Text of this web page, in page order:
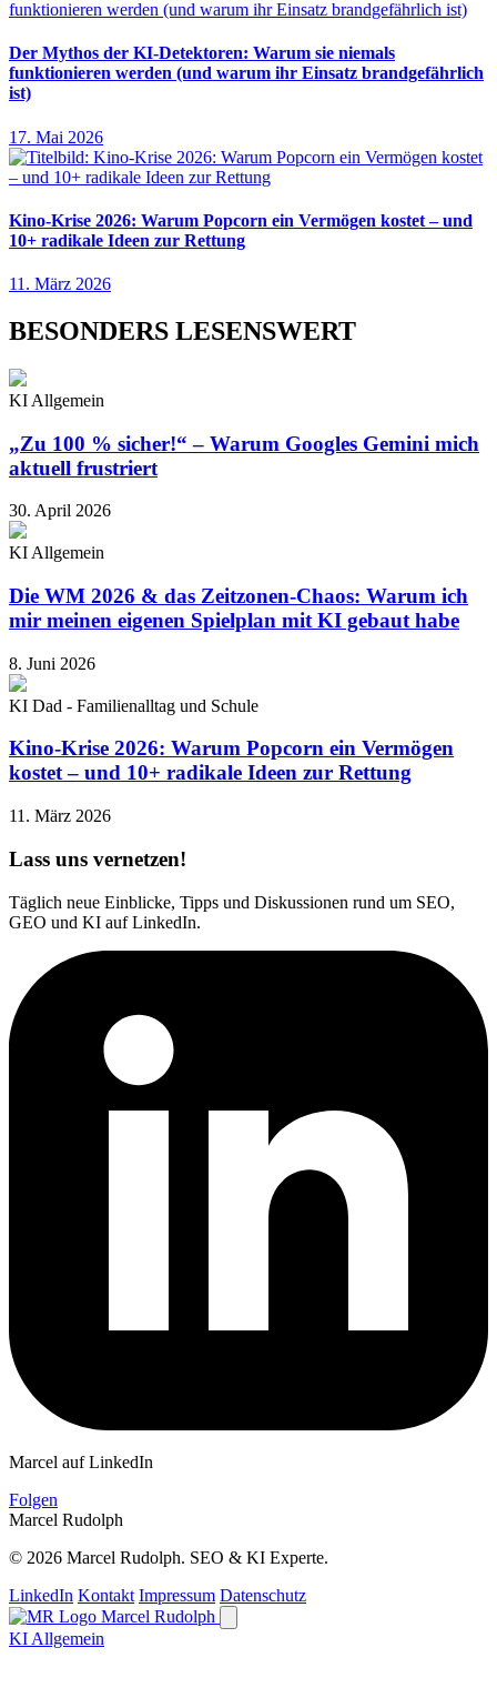
Der Mythos der KI-Detektoren: Warum sie niemals
funktionieren werden (und warum ihr Einsatz brandgefährlich
ist)
17. Mai 2026
Kino-Krise 2026: Warum Popcorn ein Vermögen kostet – und
10+ radikale Ideen zur Rettung
11. März 2026
BESONDERS LESENSWERT
KI Allgemein
„Zu 100 % sicher!“ – Warum Googles Gemini mich
aktuell frustriert
30. April 2026
KI Allgemein
Die WM 2026 & das Zeitzonen-Chaos: Warum ich
mir meinen eigenen Spielplan mit KI gebaut habe
8. Juni 2026
KI Dad - Familienalltag und Schule
Kino-Krise 2026: Warum Popcorn ein Vermögen
kostet – und 10+ radikale Ideen zur Rettung
11. März 2026
Lass uns vernetzen!
Täglich neue Einblicke, Tipps und Diskussionen rund um SEO,
GEO und KI auf LinkedIn.
Marcel auf LinkedIn
Folgen
Marcel Rudolph
© 2026 Marcel Rudolph. SEO & KI Experte.
LinkedIn Kontakt Impressum Datenschutz
Marcel Rudolph
KI Allgemein